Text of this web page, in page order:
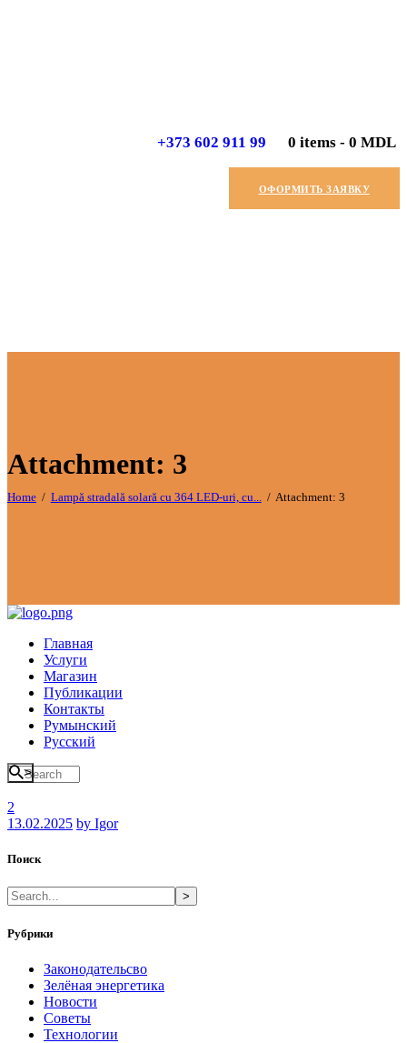
+373 602 911 99 0 items - 0 MDL
ОФОРМИТЬ ЗАЯВКУ
Attachment: 3
Home Lampă stradală solară cu 364 LED-uri, cu... Attachment: 3
Главная
Услуги
Магазин
Публикации
Контакты
Румынский
Русский
>
2
13.02.2025 by Igor
Поиск
>
Рубрики
Законодательсво
Зелёная энергетика
Новости
Советы
Технологии